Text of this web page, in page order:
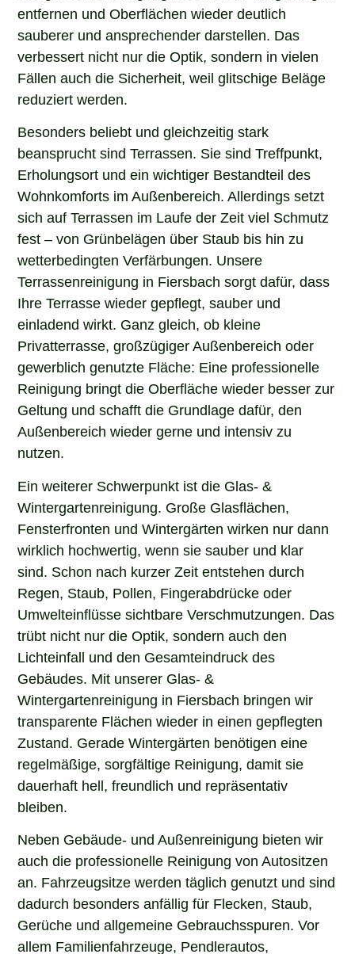
entfernen und Oberflächen wieder deutlich
sauberer und ansprechender darstellen. Das
verbessert nicht nur die Optik, sondern in vielen
Fällen auch die Sicherheit, weil glitschige Beläge
reduziert werden.
Besonders beliebt und gleichzeitig stark
beansprucht sind Terrassen. Sie sind Treffpunkt,
Erholungsort und ein wichtiger Bestandteil des
Wohnkomforts im Außenbereich. Allerdings setzt
sich auf Terrassen im Laufe der Zeit viel Schmutz
fest – von Grünbelägen über Staub bis hin zu
wetterbedingten Verfärbungen. Unsere
Terrassenreinigung in Fiersbach sorgt dafür, dass
Ihre Terrasse wieder gepflegt, sauber und
einladend wirkt. Ganz gleich, ob kleine
Privatterrasse, großzügiger Außenbereich oder
gewerblich genutzte Fläche: Eine professionelle
Reinigung bringt die Oberfläche wieder besser zur
Geltung und schafft die Grundlage dafür, den
Außenbereich wieder gerne und intensiv zu
nutzen.
Ein weiterer Schwerpunkt ist die Glas- &
Wintergartenreinigung. Große Glasflächen,
Fensterfronten und Wintergärten wirken nur dann
wirklich hochwertig, wenn sie sauber und klar
sind. Schon nach kurzer Zeit entstehen durch
Regen, Staub, Pollen, Fingerabdrücke oder
Umwelteinflüsse sichtbare Verschmutzungen. Das
trübt nicht nur die Optik, sondern auch den
Lichteinfall und den Gesamteindruck des
Gebäudes. Mit unserer Glas- &
Wintergartenreinigung in Fiersbach bringen wir
transparente Flächen wieder in einen gepflegten
Zustand. Gerade Wintergärten benötigen eine
regelmäßige, sorgfältige Reinigung, damit sie
dauerhaft hell, freundlich und repräsentativ
bleiben.
Neben Gebäude- und Außenreinigung bieten wir
auch die professionelle Reinigung von Autositzen
an. Fahrzeugsitze werden täglich genutzt und sind
dadurch besonders anfällig für Flecken, Staub,
Gerüche und allgemeine Gebrauchsspuren. Vor
allem Familienfahrzeuge, Pendlerautos,